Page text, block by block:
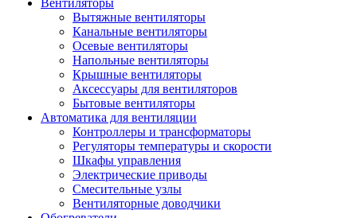
Вентиляторы
Вытяжные вентиляторы
Канальные вентиляторы
Осевые вентиляторы
Напольные вентиляторы
Крышные вентиляторы
Аксессуары для вентиляторов
Бытовые вентиляторы
Автоматика для вентиляции
Контроллеры и трансформаторы
Регуляторы температуры и скорости
Шкафы управления
Электрические приводы
Смесительные узлы
Вентиляторные доводчики